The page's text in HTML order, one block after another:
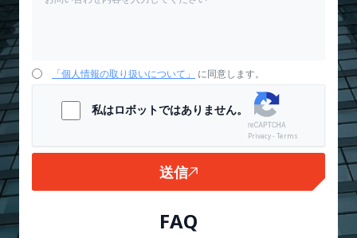
「個人情報の取り扱いについて」 に同意します。
私はロボットではありません。
Privacy - Terms
送信
FAQ